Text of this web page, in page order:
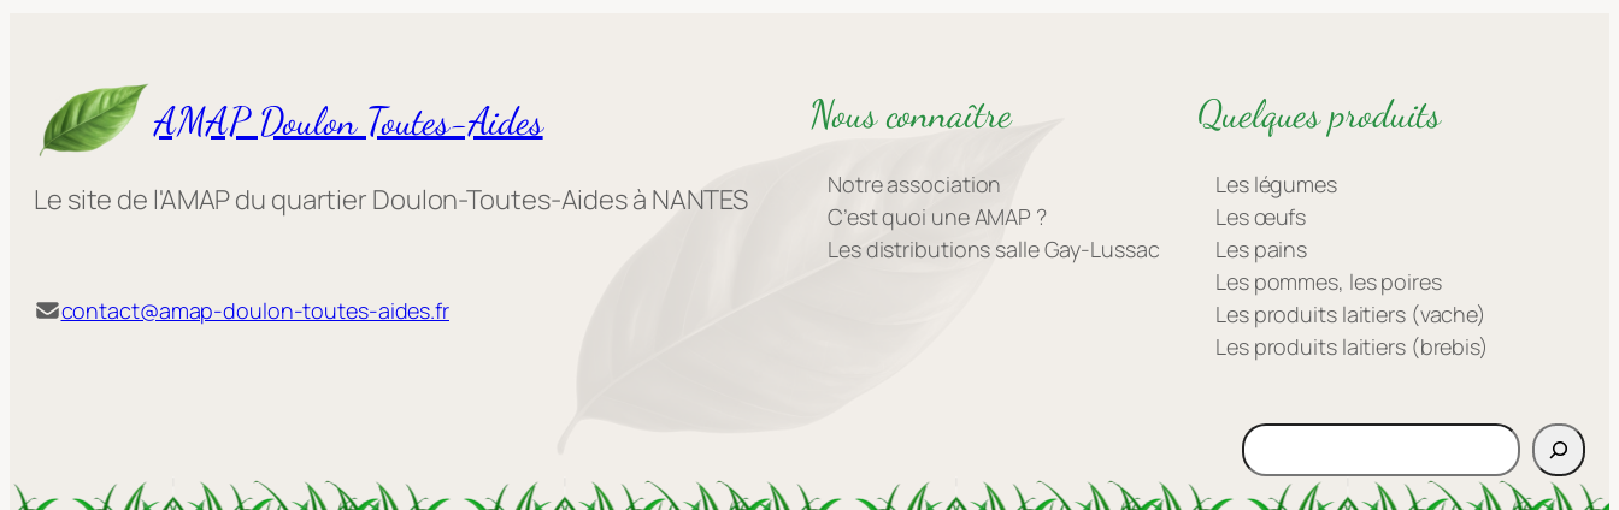
AMAP Doulon Toutes-Aides
Le site de l'AMAP du quartier Doulon-Toutes-Aides à NANTES
contact@amap-doulon-toutes-aides.fr
Nous connaître
Notre association
C’est quoi une AMAP ?
Les distributions salle Gay-Lussac
Quelques produits
Les légumes
Les œufs
Les pains
Les pommes, les poires
Les produits laitiers (vache)
Les produits laitiers (brebis)
Rechercher